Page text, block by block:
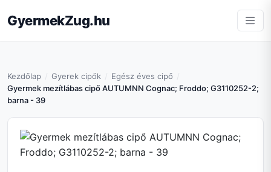
GyermekZug.hu
Kezdőlap Gyerek cipők
Egész éves cipő
Gyermek mezítlábas cipő AUTUMNN Cognac; Froddo; G3110252-2;
barna - 39